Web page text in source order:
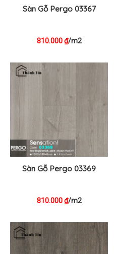
Sàn Gỗ Pergo 03367
810.000₫/m2
Sàn Gỗ Pergo 03369
810.000₫/m2